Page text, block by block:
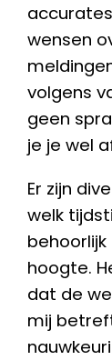
wensen
volgens
geen
je je wel
Er zijn
welk
hoogte.
dat de
mij